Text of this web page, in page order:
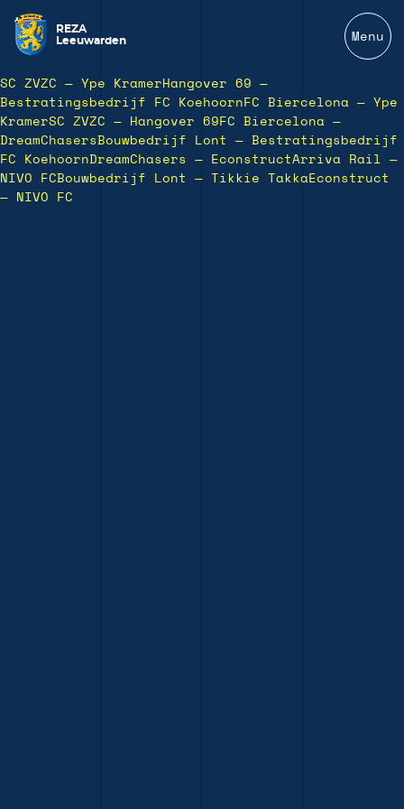
REZA
Leeuwarden
Menu
SC ZVZC — Ype Kramer Hangover 69 —
Bestratingsbedrijf FC Koehoorn FC Biercelona — Ype
KramerSC ZVZC — Hangover 69 FC Biercelona —
DreamChasersBouwbedrijf Lont — Bestratingsbedrijf
FC KoehoornDreamChasers — EconstructArriva Rail —
NIVO FCBouwbedrijf Lont — Tikkie Takka Econstruct
— NIVO FC